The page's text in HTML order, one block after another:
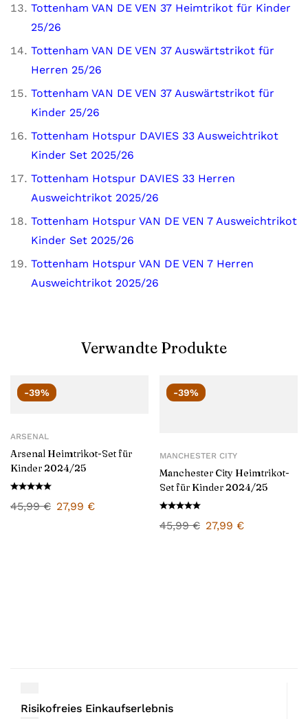
Tottenham VAN DE VEN 37 Heimtrikot für Kinder
25/26
Tottenham VAN DE VEN 37 Auswärtstrikot für
Herren 25/26
Tottenham VAN DE VEN 37 Auswärtstrikot für
Kinder 25/26
Tottenham Hotspur DAVIES 33 Ausweichtrikot
Kinder Set 2025/26
Tottenham Hotspur DAVIES 33 Herren
Ausweichtrikot 2025/26
Tottenham Hotspur VAN DE VEN 7 Ausweichtrikot
Kinder Set 2025/26
Tottenham Hotspur VAN DE VEN 7 Herren
Ausweichtrikot 2025/26
Verwandte Produkte
-39%
ARSENAL
Arsenal Heimtrikot-Set für
Kinder 2024/25
45,99€ 27,99 €
-39%
MANCHESTER CITY
Manchester City Heimtrikot-
Set für Kinder 2024/25
45,99€ 27,99 €
Risikofreies Einkaufserlebnis